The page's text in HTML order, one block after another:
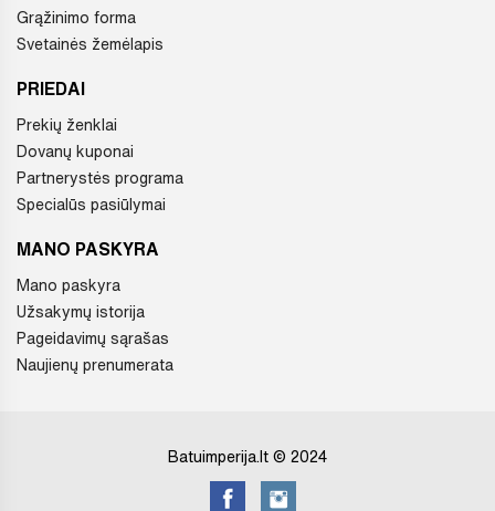
Grąžinimo forma
Svetainės žemėlapis
PRIEDAI
Prekių ženklai
Dovanų kuponai
Partnerystės programa
Specialūs pasiūlymai
MANO PASKYRA
Mano paskyra
Užsakymų istorija
Pageidavimų sąrašas
Naujienų prenumerata
Batuimperija.lt © 2024